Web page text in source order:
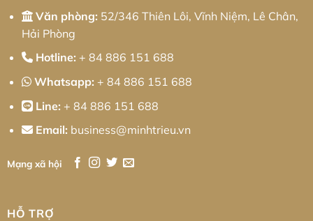
Văn phòng: 52/346 Thiên Lôi, Vĩnh Niệm, Lê Chân,
Hải Phòng
Hotline: + 84 886 151 688
Whatsapp: + 84 886 151 688
Line: + 84 886 151 688
Email: business@minhtrieu.vn
Mạng xã hội
HỖ TRỢ